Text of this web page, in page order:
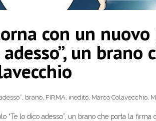
con un
un brano
brano FIRMA inedito Marco Colavecchio
“Te lo dico adesso”, un brano che porta la firma